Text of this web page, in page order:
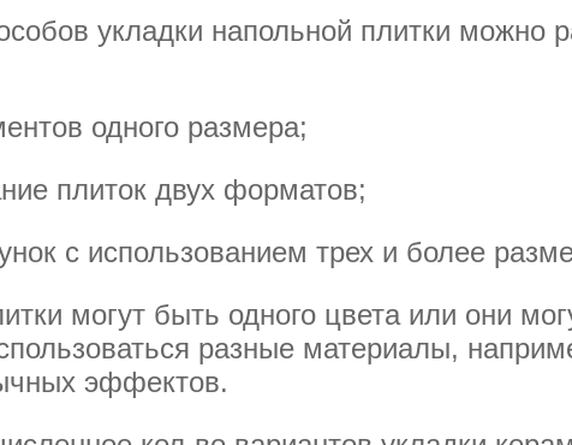
укладки напольной плитки можно
одного размера;
плиток двух форматов;
с использованием трех и более
могут быть одного цвета или они
разные материалы,
эффектов.